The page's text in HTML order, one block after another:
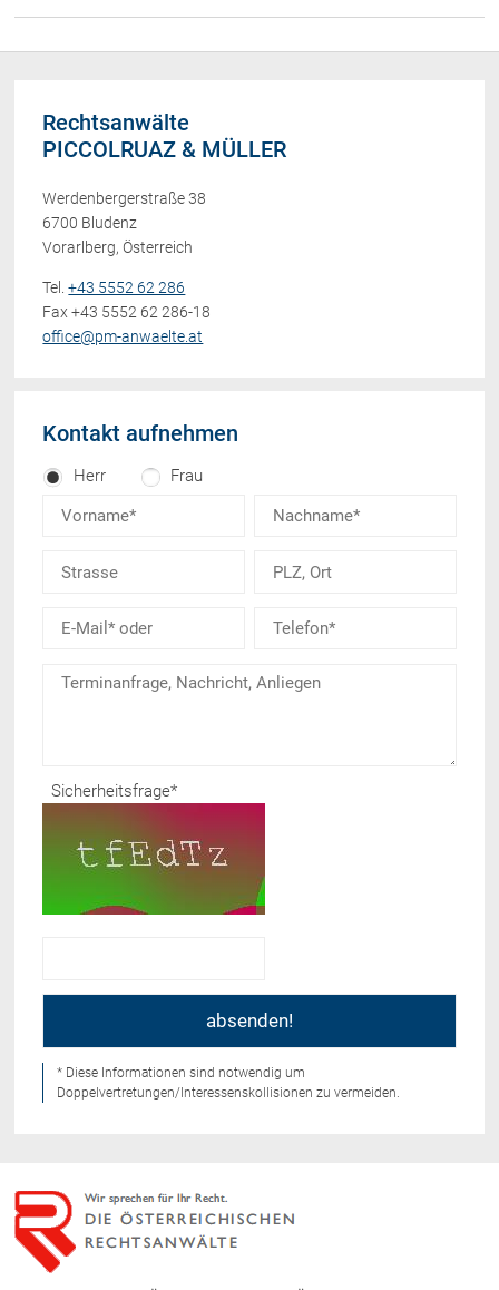
Rechtsanwälte
PICCOLRUAZ & MÜLLER
Werdenbergerstraße 38
6700 Bludenz
Vorarlberg, Österreich
Tel.+43 5552 62 286
Fax +43 5552 62 286-18
office@pm-anwaelte.at
Kontakt aufnehmen
Herr Frau
Sicherheitsfrage*
* Diese Informationen sind notwendig um
Doppelvertretungen/Interessenskollisionen zu vermeiden.